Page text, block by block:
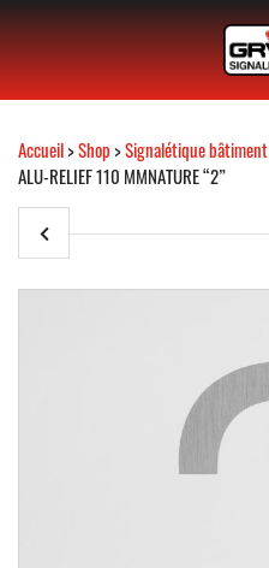
Accueil>Shop>Signalétique bâtiment
ALU-RELIEF 110 MMNATURE “2”